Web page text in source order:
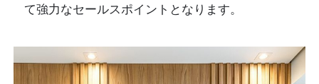
て強力なセールスポイントとなります。